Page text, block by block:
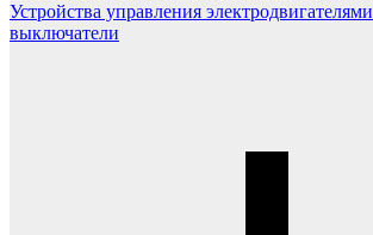
Устройства управления электродвигателями
выключатели